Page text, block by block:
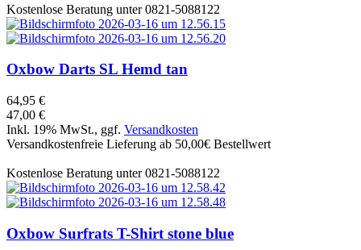
Kostenlose Beratung unter 0821-5088122
Oxbow Darts SL Hemd tan
64,95 €
47,00 €
Inkl. 19% MwSt., ggf. Versandkosten
Versandkostenfreie Lieferung ab 50,00€ Bestellwert
Kostenlose Beratung unter 0821-5088122
Oxbow Surfrats T-Shirt stone blue